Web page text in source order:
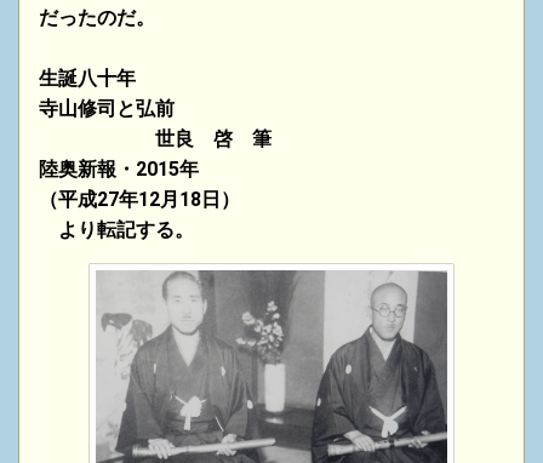
だったのだ。
生誕八十年
寺山修司と弘前
世良 啓 筆
陸奥新報・2015年
（平成27年12月18日）
より転記する。